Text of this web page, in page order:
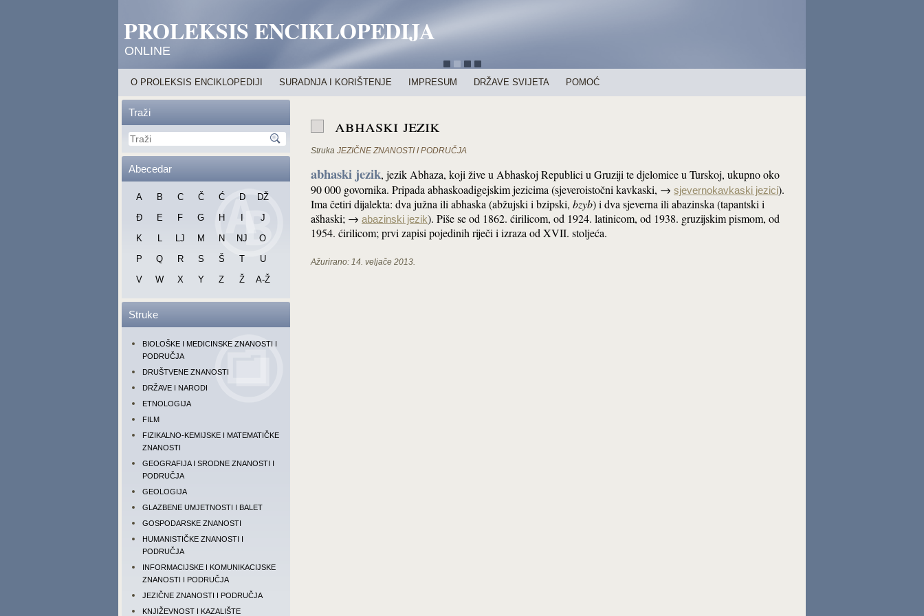
PROLEKSIS ENCIKLOPEDIJA
ONLINE
O PROLEKSIS ENCIKLOPEDIJI SURADNJA I KORIŠTENJE IMPRESUM DRŽAVE SVIJETA POMOĆ
Traži
Abecedar
A B C Č Ć D
DŽ
Đ
E F G H
J
K
L LJ M N NJ
O
P
Q R S Š T
U
V
W X Y Z Ž A-Ž
Struke
BIOLOŠKE I MEDICINSKE ZNANOSTI I
PODRUČJA
DRUŠTVENE ZNANOSTI
DRŽAVE I NARODI
ETNOLOGIJA
FILM
FIZIKALNO-KEMIJSKE I MATEMATIČKE
ZNANOSTI
GEOGRAFIJA I SRODNE ZNANOSTI I
PODRUČJA
GEOLOGIJA
GLAZBENE UMJETNOSTI I BALET
GOSPODARSKE ZNANOSTI
HUMANISTIČKE ZNANOSTI I
PODRUČJA
INFORMACIJSKE I KOMUNIKACIJSKE
ZNANOSTI I PODRUČJA
JEZIČNE ZNANOSTI I PODRUČJA
KNJIŽEVNOST I KAZALIŠTE
abhaski jezik
Struka JEZIČNE ZNANOSTI I PODRUČJA
abhaski jezik, jezik Abhaza, koji žive u Abhaskoj Republici u Gruziji te djelomice u Turskoj, ukupno oko
90 000 govornika. Pripada abhaskoadigejskim jezicima (sjeveroistočni kavkaski, → sjevernokavkaski jezici).
Ima četiri dijalekta: dva južna ili abhaska (abžujski i bzipski, bzyb) i dva sjeverna ili abazinska (tapantski i
ašhaski; → abazinski jezik). Piše se od 1862. ćirilicom, od 1924. latinicom, od 1938. gruzijskim pismom, od
1954. ćirilicom; prvi zapisi pojedinih riječi i izraza od XVII. stoljeća.
Ažurirano: 14. veljače 2013.